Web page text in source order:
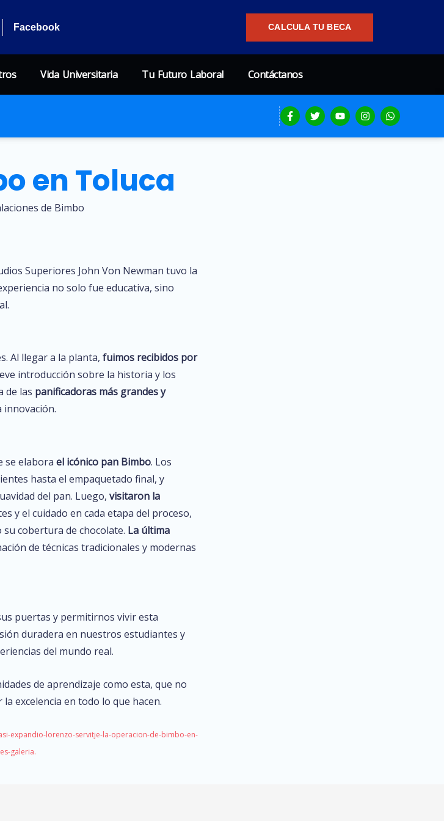
Facebook CALCULA TU BECA
Vida Universitaria Tu Futuro Laboral Contáctanos
en Toluca
de Bimbo
Superiores John Von Newman tuvo la
no solo fue educativa, sino
Al llegar a la planta, fuimos recibidos por
introducción sobre la historia y los
de las panificadoras más grandes y
innovación.
se elabora el icónico pan Bimbo. Los
hasta el empaquetado final, y
del pan. Luego, visitaron la
y el cuidado en cada etapa del proceso,
cobertura de chocolate. La última
de técnicas tradicionales y modernas
puertas y permitirnos vivir esta
duradera en nuestros estudiantes y
del mundo real.
de aprendizaje como esta, que no
la excelencia en todo lo que hacen.
expandio-lorenzo-servitje-la-operacion-de-bimbo-en-
galeria.